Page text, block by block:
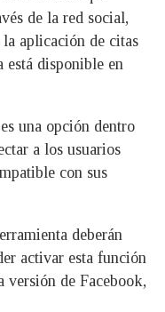
de la red social,
aplicación de citas
está disponible en
una opción dentro
a los usuarios
con sus
deberán
activar esta función
versión de Facebook,